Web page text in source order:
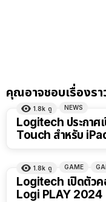
คุณอาจชอบเรื่องรา
1.8k ดู NEWS
Logitech ประกาศ
Touch สําหรับ
1.8k ดู GAME
Logitech เปิดตัวค
Logi PLAY 2024